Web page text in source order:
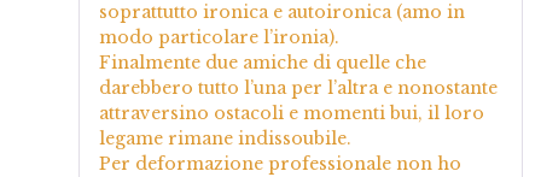
soprattutto ironica e autoironica (amo in
modo particolare l’ironia).
Finalmente due amiche di quelle che
darebbero tutto l’una per l’altra e nonostante
attraversino ostacoli e momenti bui, il loro
legame rimane indissoubile.
Per deformazione professionale non ho